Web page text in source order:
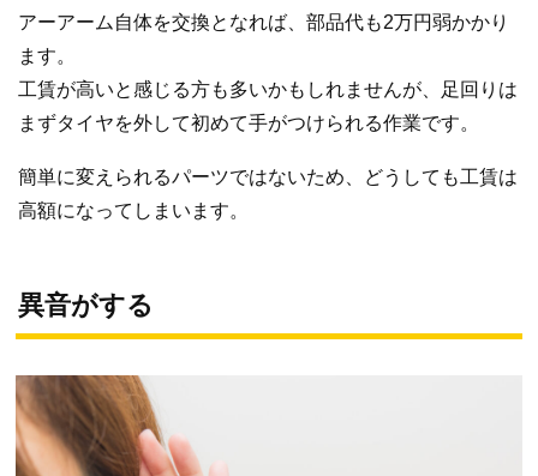
アーアーム自体を交換となれば、部品代も2万円弱かかり
ます。
工賃が高いと感じる方も多いかもしれませんが、足回りは
まずタイヤを外して初めて手がつけられる作業です。
簡単に変えられるパーツではないため、どうしても工賃は
高額になってしまいます。
異音がする